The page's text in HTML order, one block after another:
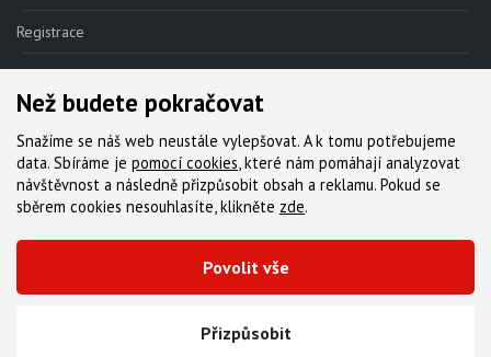
Registrace
Reklamace
Kde nakoupit
Kontakt
Servis
Ke stažení
© 2000-2026 Všechna práva vyhrazena,Cyklo Žitný, s.r.o.|Zásady cookies
Než budete pokračovat
Snažíme se náš web neustále vylepšovat. A k tomu potřebujeme
data. Sbíráme je pomocí cookies, které nám pomáhají analyzovat
návštěvnost a následně přizpůsobit obsah a reklamu. Pokud se
sběrem cookies nesouhlasíte, klikněte zde.
Přizpůsobit
Povolit vše